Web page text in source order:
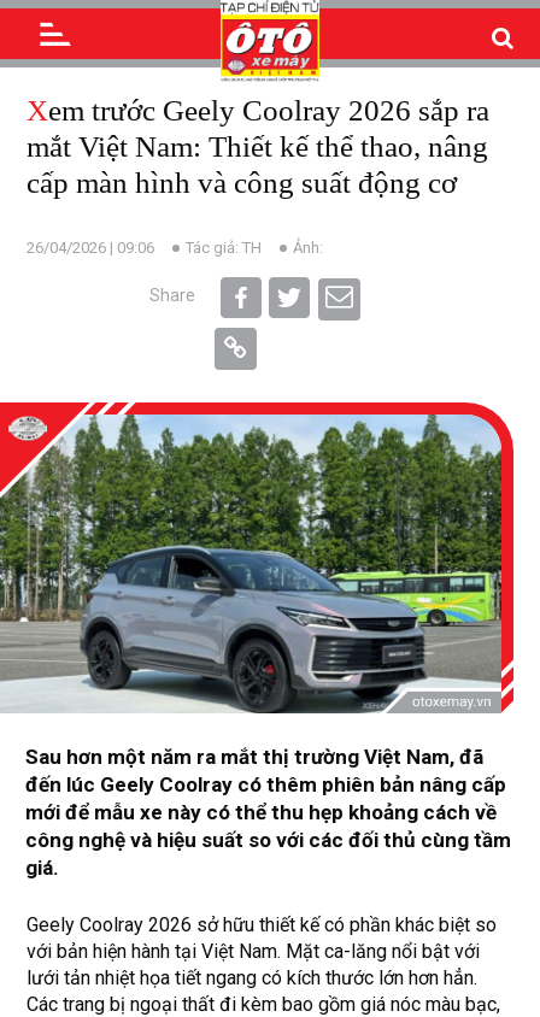
Xem trước Geely Coolray 2026 sắp ra
mắt Việt Nam: Thiết kế thể thao, nâng
cấp màn hình và công suất động cơ
26/04/2026 | 09:06 Tác giả: TH Ảnh:
Share
Sau hơn một năm ra mắt thị trường Việt Nam, đã
đến lúc Geely Coolray có thêm phiên bản nâng cấp
mới để mẫu xe này có thể thu hẹp khoảng cách về
công nghệ và hiệu suất so với các đối thủ cùng tầm
giá.
Geely Coolray 2026 sở hữu thiết kế có phần khác biệt so
với bản hiện hành tại Việt Nam. Mặt ca-lăng nổi bật với
lưới tản nhiệt họa tiết ngang có kích thước lớn hơn hẳn.
Các trang bị ngoại thất đi kèm bao gồm giá nóc màu bạc,